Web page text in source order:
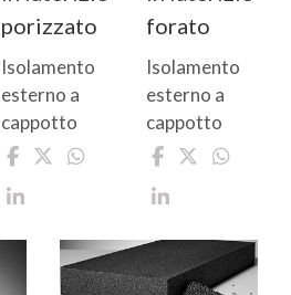
porizzato
Isolamento
esterno a
cappotto
forato
Isolamento
esterno a
cappotto